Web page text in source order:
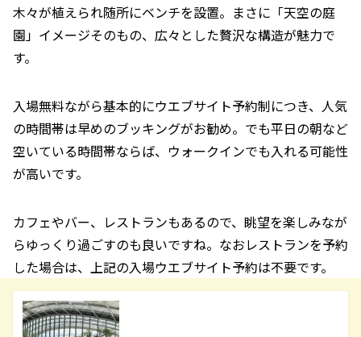
木々が植えられ随所にベンチを設置。まさに「天空の庭
園」イメージそのもの、広々とした贅沢な構造が魅力で
す。
入場無料ながら基本的にウエブサイト予約制につき、人気
の時間帯は早めのブッキングがお勧め。でも平日の朝など
空いている時間帯ならば、ウォークインでも入れる可能性
が高いです。
カフェやバー、レストランもあるので、眺望を楽しみなが
らゆっくり過ごすのも良いですね。なおレストランを予約
した場合は、上記の入場ウエブサイト予約は不要です。